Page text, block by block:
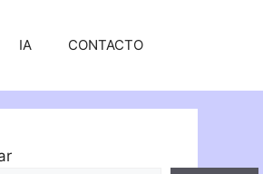
IA CONTACTO